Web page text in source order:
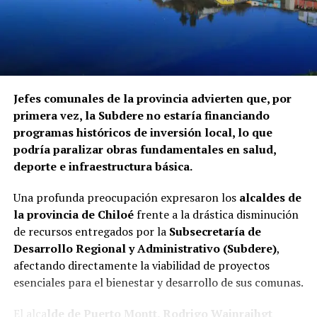
instituciones mencionadas ha informado si ha iniciado
procedimientos disciplinarios ni ha emitido
fiscalizaciones y solicitará antecedentes a cada
organismo involucrado para determinar las
responsabilidades administrativas correspondientes.
Jefes comunales de la provincia advierten que, por
primera vez, la Subdere no estaría financiando
programas históricos de inversión local, lo que
podría paralizar obras fundamentales en salud,
deporte e infraestructura básica.
Una profunda preocupación expresaron los alcaldes de
la provincia de Chiloéfrente a la drástica disminución
de recursos entregados por la Subsecretaría de
Desarrollo Regional y Administrativo (Subdere),
afectando directamente la viabilidad de proyectos
esenciales para el bienestar y desarrollo de sus comunas.
El alca lde de Puerto Montt, Rodrigo Wainraihgt